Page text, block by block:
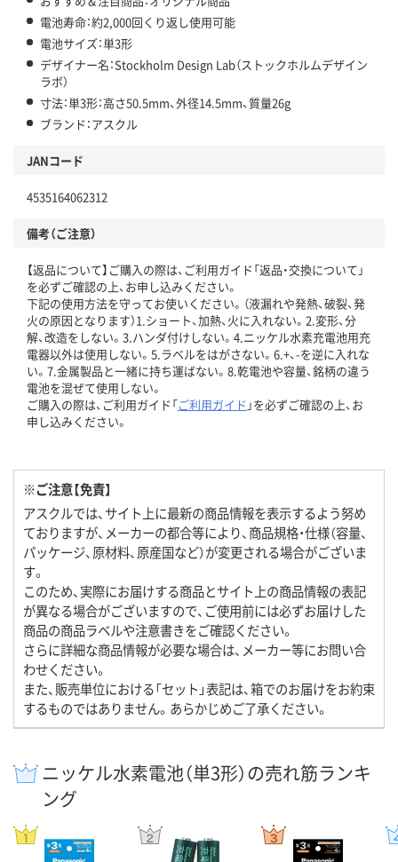
電池寿命：約2,000回くり返し使用可能
電池サイズ：単3形
デザイナー名：Stockholm Design Lab（ストックホルムデザイン
ラボ）
寸法：単3形：高さ50.5mm、外径14.5mm、質量26g
ブランド：アスクル
JANコード
4535164062312
備考（ご注意）
【返品について】ご購入の際は、ご利用ガイド「返品・交換について」
を必ずご確認の上、お申し込みください。
下記の使用方法を守ってお使いください。（液漏れや発熱、破裂、発
火の原因となります）1.ショート、加熱、火に入れない。2.変形、分
解、改造をしない。3.ハンダ付けしない。4.ニッケル水素充電池用充
電器以外は使用しない。5.ラベルをはがさない。6.+、-を逆に入れな
い。7.金属製品と一緒に持ち運ばない。8.乾電池や容量、銘柄の違う
電池を混ぜて使用しない。
ご購入の際は、ご利用ガイド「ご利用ガイド 」を必ずご確認の上、お
申し込みください。
※ご注意【免責】
アスクルでは、サイト上に最新の商品情報を表示するよう努め
ておりますが、メーカーの都合等により、商品規格・仕様（容量、
パッケージ、原材料、原産国など）が変更される場合がございま
す。
このため、実際にお届けする商品とサイト上の商品情報の表記
が異なる場合がございますので、ご使用前には必ずお届けした
商品の商品ラベルや注意書きをご確認ください。
さらに詳細な商品情報が必要な場合は、メーカー等にお問い合
わせください。
また、販売単位における「セット」表記は、箱でのお届けをお約束
するものではありません。あらかじめご了承ください。
ニッケル水素電池（単3形）の売れ筋ランキ
ング